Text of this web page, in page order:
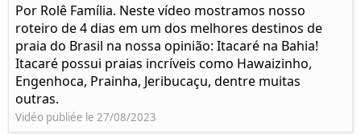
Por Rolê Família. Neste vídeo mostramos nosso
roteiro de 4 dias em um dos melhores destinos de
praia do Brasil na nossa opinião: Itacaré na Bahia!
Itacaré possui praias incríveis como Hawaizinho,
Engenhoca, Prainha, Jeribucaçu, dentre muitas
outras.
Vidéo publiée le 27/08/2023